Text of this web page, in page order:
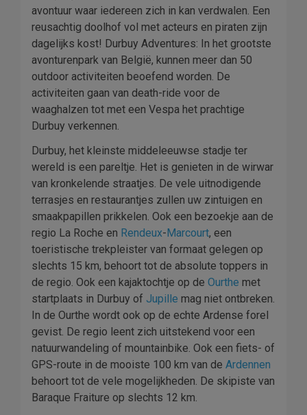
avontuur waar iedereen zich in kan verdwalen. Een
reusachtig doolhof vol met acteurs en piraten zijn
dagelijks kost! Durbuy Adventures: In het grootste
avonturenpark van België, kunnen meer dan 50
outdoor activiteiten beoefend worden. De
activiteiten gaan van death-ride voor de
waaghalzen tot met een Vespa het prachtige
Durbuy verkennen.
Durbuy, het kleinste middeleeuwse stadje ter
wereld is een pareltje. Het is genieten in de wirwar
van kronkelende straatjes. De vele uitnodigende
terrasjes en restaurantjes zullen uw zintuigen en
smaakpapillen prikkelen. Ook een bezoekje aan de
regio La Roche en Rendeux-Marcourt, een
toeristische trekpleister van formaat gelegen op
slechts 15 km, behoort tot de absolute toppers in
de regio. Ook een kajaktochtje op de Ourthe met
startplaats in Durbuy of Jupille mag niet ontbreken.
In de Ourthe wordt ook op de echte Ardense forel
gevist. De regio leent zich uitstekend voor een
natuurwandeling of mountainbike. Ook een fiets- of
GPS-route in de mooiste 100 km van de Ardennen
behoort tot de vele mogelijkheden. De skipiste van
Baraque Fraiture op slechts 12 km.